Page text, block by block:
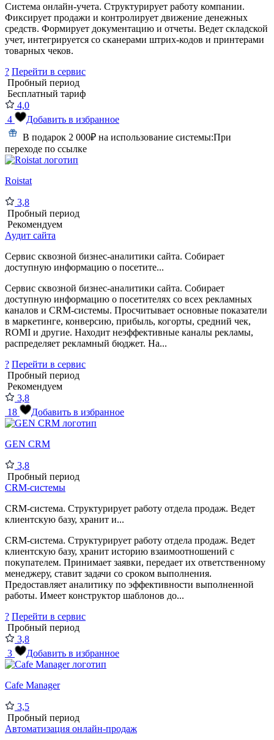
Система онлайн-учета. Структурирует работу компании.
Фиксирует продажи и контролирует движение денежных
средств. Формирует документацию и отчеты. Ведет складской
учет, интегрируется со сканерами штрих-кодов и принтерами
товарных чеков.
? Перейти в сервис
Пробный период
Бесплатный тариф
4,0
4
Добавить в избранное
В подарок 2 000₽ на использование системы:При
переходе по ссылке
Roistat
3,8
Пробный период
Рекомендуем
Аудит сайта
Сервис сквозной бизнес-аналитики сайта. Собирает
доступную информацию о посетите...
Сервис сквозной бизнес-аналитики сайта. Собирает
доступную информацию о посетителях со всех рекламных
каналов и CRM-системы. Просчитывает основные показатели
в маркетинге, конверсию, прибыль, когорты, средний чек,
ROMI и другие. Находит неэффективные каналы рекламы,
распределяет рекламный бюджет. На...
? Перейти в сервис
Пробный период
Рекомендуем
3,8
18
Добавить в избранное
GEN CRM
3,8
Пробный период
CRM-системы
CRM-система. Структурирует работу отдела продаж. Ведет
клиентскую базу, хранит и...
CRM-система. Структурирует работу отдела продаж. Ведет
клиентскую базу, хранит историю взаимоотношений с
покупателем. Принимает заявки, передает их ответственному
менеджеру, ставит задачи со сроком выполнения.
Предоставляет аналитику по эффективности выполненной
работы. Имеет конструктор шаблонов до...
? Перейти в сервис
Пробный период
3,8
3
Добавить в избранное
Cafe Manager
3,5
Пробный период
Автоматизация онлайн-продаж